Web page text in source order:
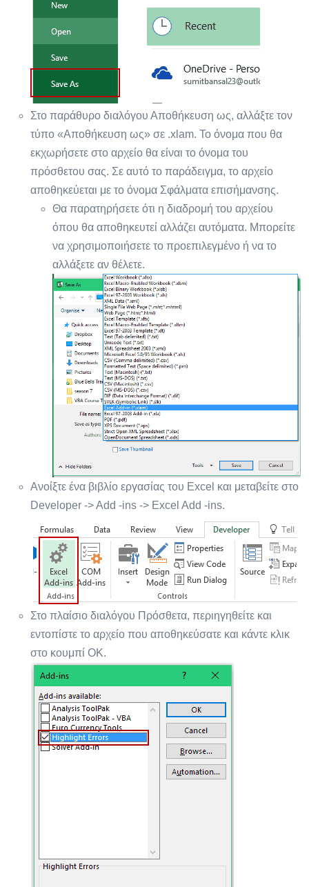
Στο παράθυρο διαλόγου Αποθήκευση ως, αλλάξτε τον
τύπο «Αποθήκευση ως» σε .xlam. Το όνομα που θα
εκχωρήσετε στο αρχείο θα είναι το όνομα του
πρόσθετου σας. Σε αυτό το παράδειγμα, το αρχείο
αποθηκεύεται με το όνομα Σφάλματα επισήμανσης.
Θα παρατηρήσετε ότι η διαδρομή του αρχείου
όπου θα αποθηκευτεί αλλάζει αυτόματα. Μπορείτε
να χρησιμοποιήσετε το προεπιλεγμένο ή να το
αλλάξετε αν θέλετε.
Ανοίξτε ένα βιβλίο εργασίας του Excel και μεταβείτε στο
Developer -> Add -ins -> Excel Add -ins.
Στο πλαίσιο διαλόγου Πρόσθετα, περιηγηθείτε και
εντοπίστε το αρχείο που αποθηκεύσατε και κάντε κλικ
στο κουμπί OK.